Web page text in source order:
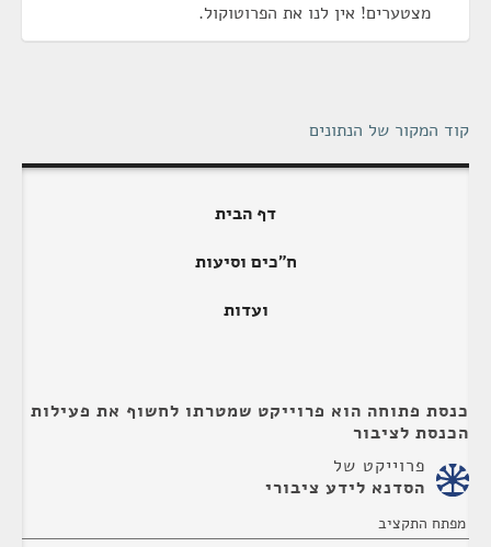
מצטערים! אין לנו את הפרוטוקול.
קוד המקור של הנתונים
דף הבית
ח"כים וסיעות
ועדות
כנסת פתוחה הוא פרוייקט שמטרתו לחשוף את פעילות
הכנסת לציבור
פרוייקט של
הסדנא לידע ציבורי
מפתח התקציב